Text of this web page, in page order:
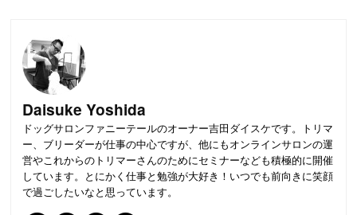
Daisuke Yoshida
ドッグサロンファニーテールのオーナー吉田ダイスケです。トリマ
ー、ブリーダーが仕事の中心ですが、他にもオンラインサロンの運
営やこれからのトリマーさんのためにセミナーなども積極的に開催
しています。とにかく仕事と勉強が大好き！いつでも前向きに笑顔
で過ごしたいなと思っています。